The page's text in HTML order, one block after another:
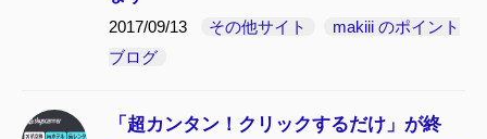
2017/09/13 その他サイト
makiii のポイント
ブログ
「超カンタン！クリックするだけ」が終